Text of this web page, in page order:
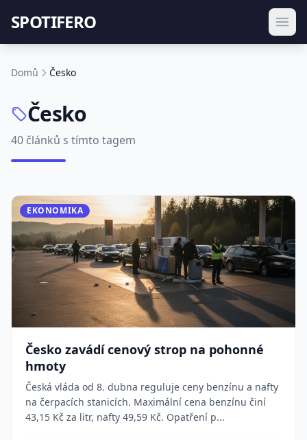
SPOTIFERO
Domů Česko
Česko
40 článků s tímto tagem
EKONOMIKA
Česko zavádí cenový strop na pohonné
hmoty
Česká vláda od 8. dubna reguluje ceny benzínu a nafty
na čerpacích stanicích. Maximální cena benzínu činí
43,15 Kč za litr, nafty 49,59 Kč. Opatření p...